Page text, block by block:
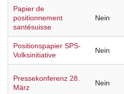
Papier de
positionnement
santésuisse
Nein
Positionspapier SPS-
Volksinitiative
Nein
Pressekonferenz 28.
März
Nein